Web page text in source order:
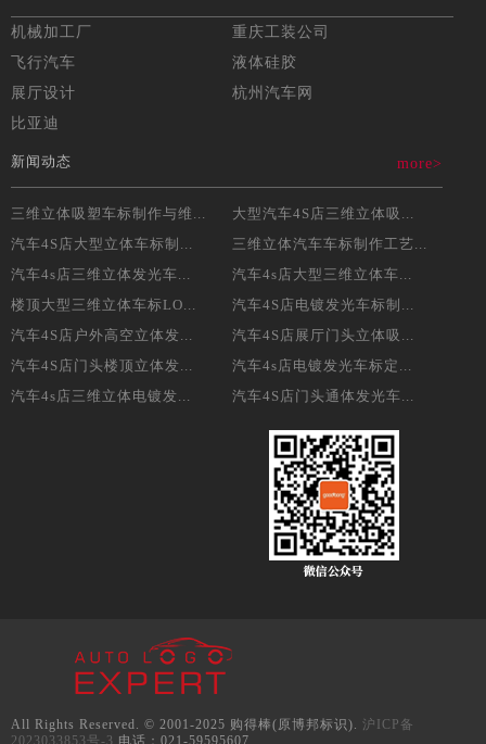
机械加工厂
重庆工装公司
飞行汽车
液体硅胶
展厅设计
杭州汽车网
比亚迪
新闻动态 more>
三维立体吸塑车标制作与维...
大型汽车4S店三维立体吸...
汽车4S店大型立体车标制...
三维立体汽车车标制作工艺...
汽车4s店三维立体发光车...
汽车4s店大型三维立体车...
楼顶大型三维立体车标LO...
汽车4S店电镀发光车标制...
汽车4S店户外高空立体发...
汽车4S店展厅门头立体吸...
汽车4S店门头楼顶立体发...
汽车4s店电镀发光车标定...
汽车4s店三维立体电镀发...
汽车4S店门头通体发光车...
All Rights Reserved. © 2001-2025 购得棒(原博邦标识). 沪ICP备
2023033853号-3 电话：021-59595607